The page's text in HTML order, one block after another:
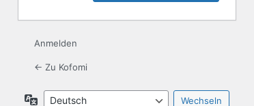
Anmelden
← Zu Kofomi
Sprache